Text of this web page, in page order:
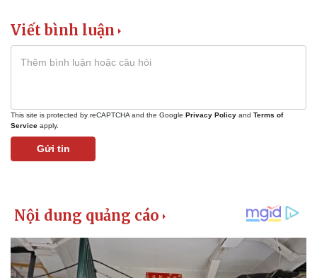
Pháp luật
Tư vấn luật
Phân tích
Viết bình luận
This site is protected by reCAPTCHA and the Google Privacy Policy and Terms of
Service apply.
Gửi tin